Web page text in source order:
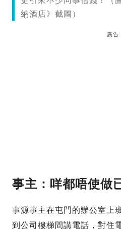
納酒店》截圖）
廣告
事主：咩都唔使做
事源事主在屯門的辦公室上
到公司樓梯間講電話，對住